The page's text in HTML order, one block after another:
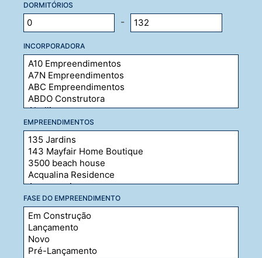
DORMITÓRIOS
-
INCORPORADORA
EMPREENDIMENTOS
FASE DO EMPREENDIMENTO